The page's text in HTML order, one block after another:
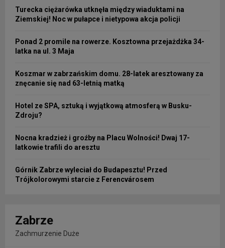
Turecka ciężarówka utknęła między wiaduktami na
Ziemskiej! Noc w pułapce i nietypowa akcja policji
Ponad 2 promile na rowerze. Kosztowna przejażdżka 34-
latka na ul. 3 Maja
Koszmar w zabrzańskim domu. 28-latek aresztowany za
znęcanie się nad 63-letnią matką
Hotel ze SPA, sztuką i wyjątkową atmosferą w Busku-
Zdroju?
Nocna kradzież i groźby na Placu Wolności! Dwaj 17-
latkowie trafili do aresztu
Górnik Zabrze wyleciał do Budapesztu! Przed
Trójkolorowymi starcie z Ferencvárosem
Zabrze
Zachmurzenie Duże